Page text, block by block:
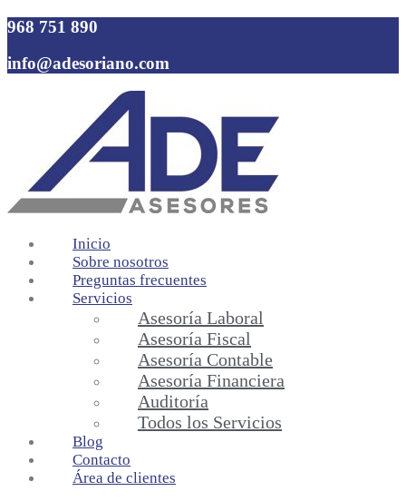
968 751 890
info@adesoriano.com
Inicio
Sobre nosotros
Preguntas frecuentes
Servicios
Asesoría Laboral
Asesoría Fiscal
Asesoría Contable
Asesoría Financiera
Auditoría
Todos los Servicios
Blog
Contacto
Área de clientes